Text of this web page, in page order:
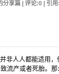
享篇 | 评论:0 | 引
非人人都能适用，
流产或者死胎。那